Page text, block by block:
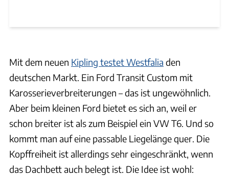
Mit dem neuen Kipling testet Westfalia den
deutschen Markt. Ein Ford Transit Custom mit
Karosserieverbreiterungen – das ist ungewöhnlich.
Aber beim kleinen Ford bietet es sich an, weil er
schon breiter ist als zum Beispiel ein VW T6. Und so
kommt man auf eine passable Liegelänge quer. Die
Kopffreiheit ist allerdings sehr eingeschränkt, wenn
das Dachbett auch belegt ist. Die Idee ist wohl: